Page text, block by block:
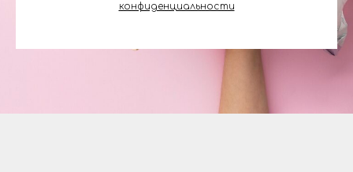
конфиденциальности